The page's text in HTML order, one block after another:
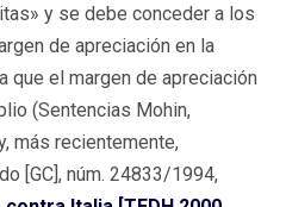
y se debe conceder a los
de apreciación en la
que el margen de apreciación
(Sentencias Mohin,
más recientemente,
[GC], núm. 24833/1994,